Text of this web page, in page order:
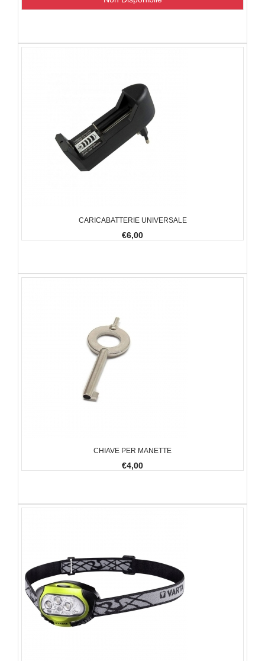
CARICABATTERIE UNIVERSALE
€6,00
CHIAVE PER MANETTE
€4,00